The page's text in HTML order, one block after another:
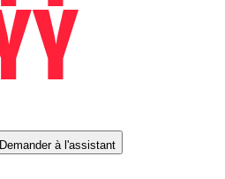
Demander à l'assistant